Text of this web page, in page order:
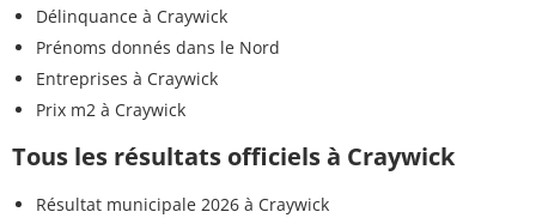
Délinquance à Craywick
Prénoms donnés dans le Nord
Entreprises à Craywick
Prix m2 à Craywick
Tous les résultats officiels à Craywick
Résultat municipale 2026 à Craywick